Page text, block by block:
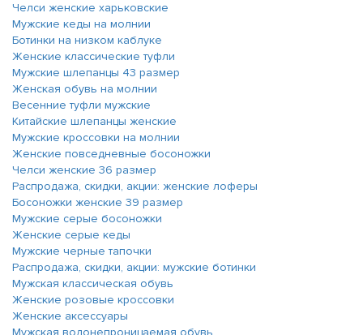
Челси женские харьковские
Мужские кеды на молнии
Ботинки на низком каблуке
Женские классические туфли
Мужские шлепанцы 43 размер
Женская обувь на молнии
Весенние туфли мужские
Китайские шлепанцы женские
Мужские кроссовки на молнии
Женские повседневные босоножки
Челси женские 36 размер
Распродажа, скидки, акции: женские лоферы
Босоножки женские 39 размер
Мужские серые босоножки
Женские серые кеды
Мужские черные тапочки
Распродажа, скидки, акции: мужские ботинки
Мужская классическая обувь
Женские розовые кроссовки
Женские аксессуары
Мужская водонепроницаемая обувь